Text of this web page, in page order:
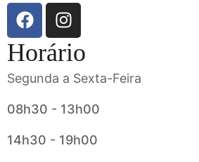
Horário
Segunda a Sexta-Feira
08h30 - 13h00
14h30 - 19h00